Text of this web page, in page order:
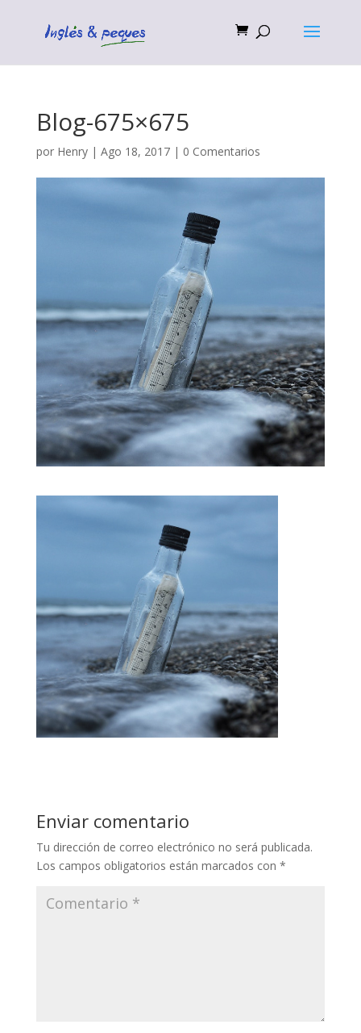
Blog-675×675
por Henry| Ago 18, 2017| 0 Comentarios
Enviar comentario
Tu dirección de correo electrónico no será publicada.
Los campos obligatorios están marcados con *